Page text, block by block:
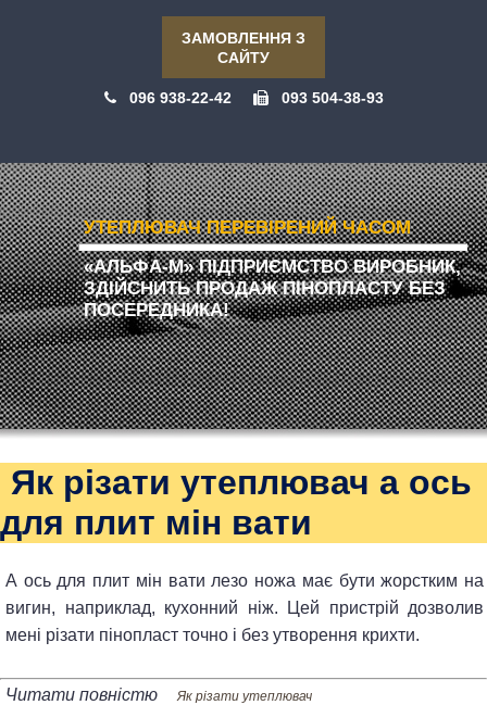
ЗАМОВЛЕННЯ З
САЙТУ
096 938-22-42 093 504-38-93
УТЕПЛЮВАЧ ПЕРЕВІРЕНИЙ ЧАСОМ
«АЛЬФА-М» ПІДПРИЄМСТВО ВИРОБНИК,
ЗДІЙСНИТЬ ПРОДАЖ ПІНОПЛАСТУ БЕЗ
ПОСЕРЕДНИКА!
Як різати утеплювач а ось
для плит мін вати
А ось для плит мін вати лезо ножа має бути жорстким на
вигин, наприклад, кухонний ніж. Цей пристрій дозволив
мені різати пінопласт точно і без утворення крихти.
Читати повністю Як різати утеплювач